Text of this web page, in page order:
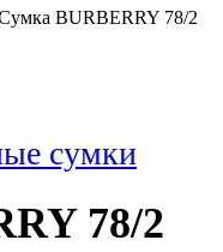
BURBERRY 78/2
сумки
78/2